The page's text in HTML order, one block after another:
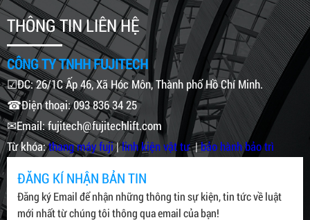
THÔNG TIN LIÊN HỆ
CÔNG TY TNHH FUJITECH
☑ĐC: 26/1C Ấp 46, Xã Hóc Môn, Thành phố Hồ Chí Minh.
☎Điện thoại: 093 836 34 25
✉Email: fujitech@fujitechlift.com
Từ khóa:thang máy fuji|linh kiện vật tư|bảo hành bảo trì
ĐĂNG KÍ NHẬN BẢN TIN
Đăng ký Email để nhận những thông tin sự kiện, tin tức về luật
mới nhất từ chúng tôi thông qua email của bạn!